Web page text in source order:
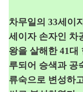
차무일의 33세이
세이자 손자인 차
왕을 살해한41대
루되어 승색과 공
류숙으로 변성하